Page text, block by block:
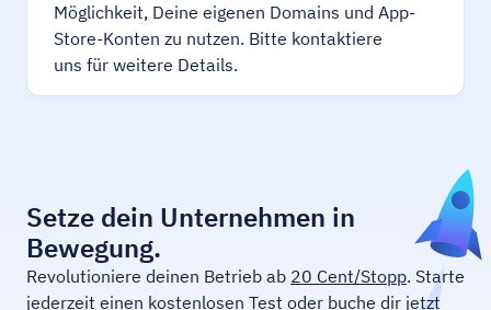
Möglichkeit, Deine eigenen Domains und App-
Store-Konten zu nutzen. Bitte kontaktiere
uns für weitere Details.
Setze dein Unternehmen in
Bewegung.
Revolutioniere deinen Betrieb ab 20 Cent/Stopp. Starte
jederzeit einen kostenlosen Test oder buche dir jetzt